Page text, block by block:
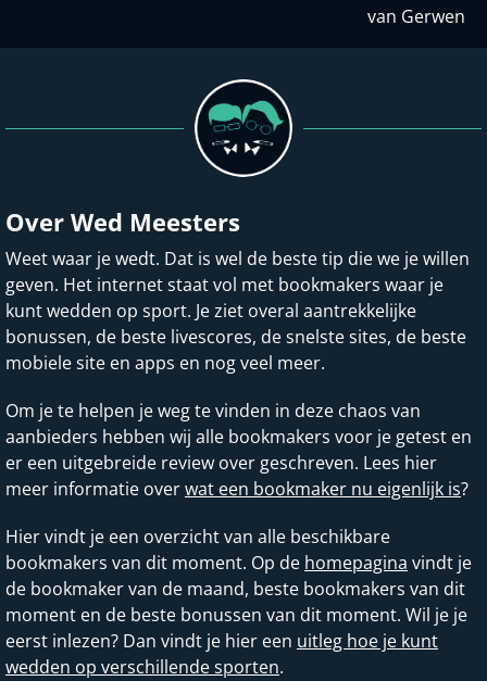
van Gerwen
Over Wed Meesters
Weet waar je wedt. Dat is wel de beste tip die we je willen
geven. Het internet staat vol met bookmakers waar je
kunt wedden op sport. Je ziet overal aantrekkelijke
bonussen, de beste livescores, de snelste sites, de beste
mobiele site en apps en nog veel meer.
Om je te helpen je weg te vinden in deze chaos van
aanbieders hebben wij alle bookmakers voor je getest en
er een uitgebreide review over geschreven. Lees hier
meer informatie overwat een bookmaker nu eigenlijk is?
Hier vindt je een overzicht van alle beschikbare
bookmakers van dit moment. Op de homepagina vindt je
de bookmaker van de maand, beste bookmakers van dit
moment en de beste bonussen van dit moment. Wil je je
eerst inlezen? Dan vindt je hier een uitleg hoe je kunt
wedden op verschillende sporten.